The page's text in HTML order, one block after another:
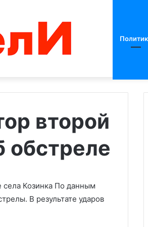
второй
обстреле
Козинка По данным
В результате ударов
Трамп
заявил
с
провести
28.08.2024